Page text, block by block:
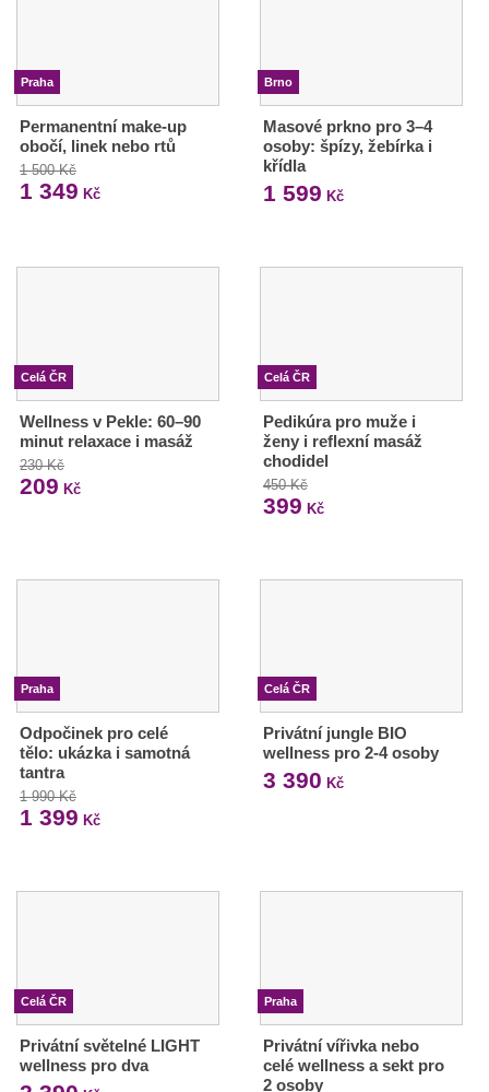
Praha
Permanentní make-up
obočí, linek nebo rtů
1 500 Kč
1 349 Kč
Brno
Masové prkno pro 3–4
osoby: špízy, žebírka i
křídla
1 599 Kč
Celá ČR
Wellness v Pekle: 60–90
minut relaxace i masáž
230 Kč
209 Kč
Celá ČR
Pedikúra pro muže i
ženy i reflexní masáž
chodidel
450 Kč
399 Kč
Praha
Odpočinek pro celé
tělo: ukázka i samotná
tantra
1 990 Kč
1 399 Kč
Celá ČR
Privátní jungle BIO
wellness pro 2-4 osoby
3 390 Kč
Celá ČR
Privátní světelné LIGHT
wellness pro dva
Praha
Privátní vířivka nebo
celé wellness a sekt pro
2 osoby